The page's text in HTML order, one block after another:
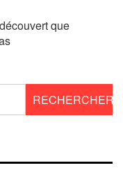
que